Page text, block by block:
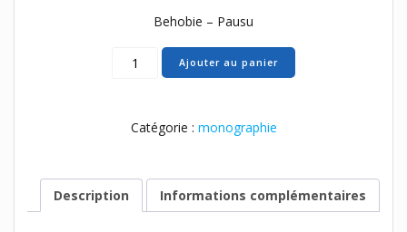
Behobie – Pausu
quantité
Pausu
Ajouter au panier
Catégorie : monographie
Description Informations complémentaires